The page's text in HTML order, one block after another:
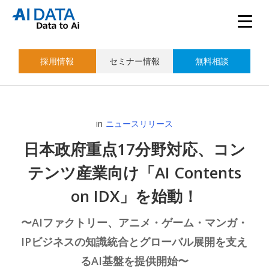
採用情報 セミナー情報 無料相談
in ニュースリリース
日本政府重点17分野対応、コン
テンツ産業向け「AI Contents
on IDX」を始動！
〜AIファクトリー、アニメ・ゲーム・マンガ・
IPビジネスの知識統合とグローバル展開を支え
るAI基盤を提供開始〜